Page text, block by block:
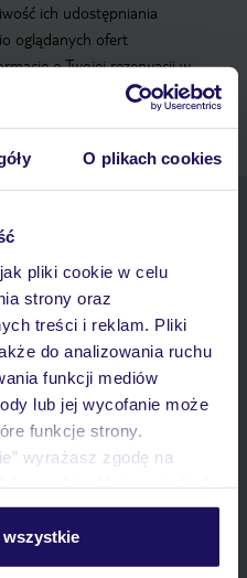
O plikach cookies
pliki cookie w celu
strony oraz
treści i reklam. Pliki
do analizowania ruchu
funkcji mediów
lub jej wycofanie może
funkcje strony.
wyrażasz zgodę na
w zakładkę
cookie znajdziesz
wszystkie
ich udostępniania
oglądanych ofert
o Twojej rezerwacji w
danych osobowych przez TUI
Sp. z o.o. w celach
celu wskazanym w
, poprzez elektroniczną formę
tzw. automatycznych
się